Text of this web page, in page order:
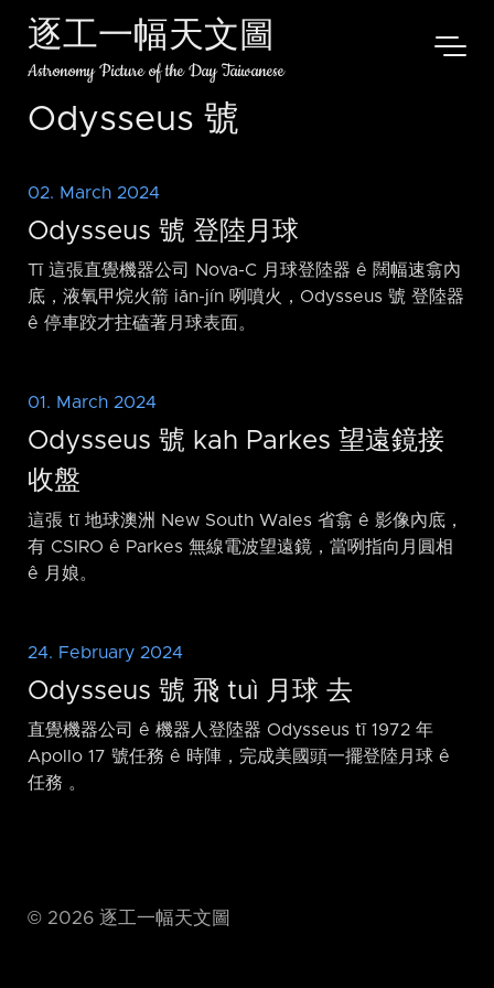
逐工一幅天文圖
Astronomy Picture of the Day Taiwanese
Odysseus 號
02. March 2024
Odysseus 號 登陸月球
Tī 這張直覺機器公司 Nova-C 月球登陸器 ê 闊幅速翕內
底，液氧甲烷火箭 iăn-jín 咧噴火，Odysseus 號 登陸器
ê 停車跤才拄磕著月球表面。
01. March 2024
Odysseus 號 kah Parkes 望遠鏡接
收盤
這張 tī 地球澳洲 New South Wales 省翕 ê 影像內底，
有 CSIRO ê Parkes 無線電波望遠鏡，當咧指向月圓相
ê 月娘。
24. February 2024
Odysseus 號 飛 tuì 月球 去
直覺機器公司 ê 機器人登陸器 Odysseus tī 1972 年
Apollo 17 號任務 ê 時陣，完成美國頭一擺登陸月球 ê
任務 。
© 2026 逐工一幅天文圖